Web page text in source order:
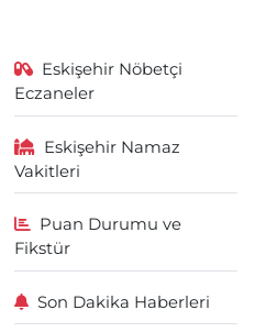
Eskişehir Nöbetçi
Eczaneler
Eskişehir Namaz
Vakitleri
Puan Durumu ve
Fikstür
Son Dakika Haberleri